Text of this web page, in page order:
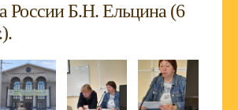
России Б.Н. Ельцина (6